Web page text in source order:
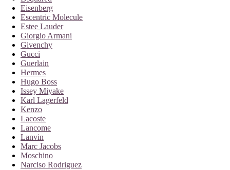
Eisenberg
Escentric Molecule
Estee Lauder
Giorgio Armani
Givenchy
Gucci
Guerlain
Hermes
Hugo Boss
Issey Miyake
Karl Lagerfeld
Kenzo
Lacoste
Lancome
Lanvin
Marc Jacobs
Moschino
Narciso Rodriguez